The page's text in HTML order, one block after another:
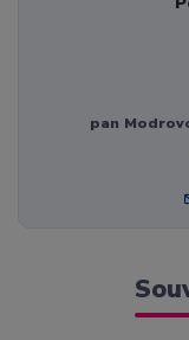
pan